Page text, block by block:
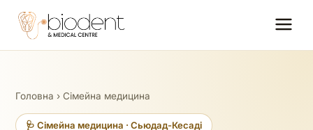
Головна › Сімейна медицина
🩺 Сімейна медицина · Сьюдад-Кесаді